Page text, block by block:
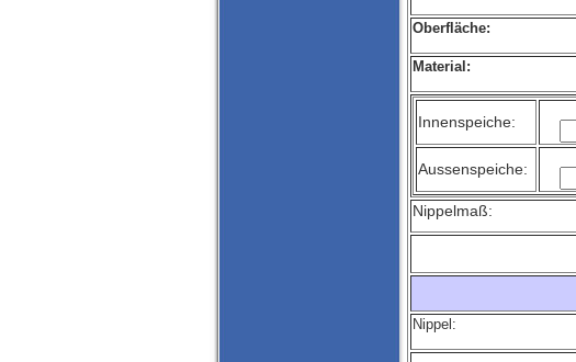
Oberfläche:
Material:
Innenspeiche:
Aussenspeiche:
Nippelmaß:
Nippel: